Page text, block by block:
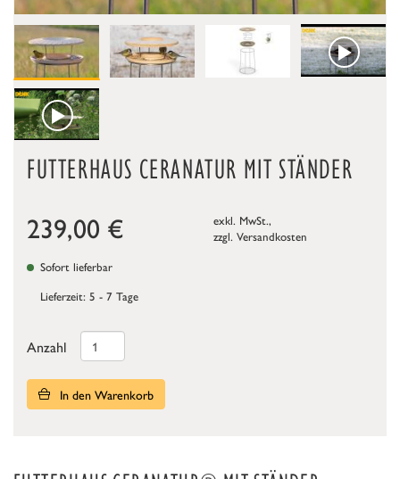
FUTTERHAUS CERANATUR MIT STÄNDER
239,00 €
exkl. MwSt.,
zzgl. Versandkosten
Sofort lieferbar
Lieferzeit: 5 - 7 Tage
Anzahl
In den Warenkorb